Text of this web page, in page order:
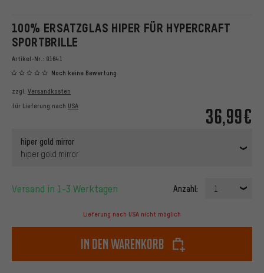
100% ERSATZGLAS HIPER FÜR HYPERCRAFT
SPORTBRILLE
Artikel-Nr.: 91641
Noch keine Bewertung
36,99€
zzgl. Versandkosten
für Lieferung nach USA
hiper gold mirror
hiper gold mirror
Versand in 1-3 Werktagen Anzahl: 1
Lieferung nach USA nicht möglich
In den Warenkorb